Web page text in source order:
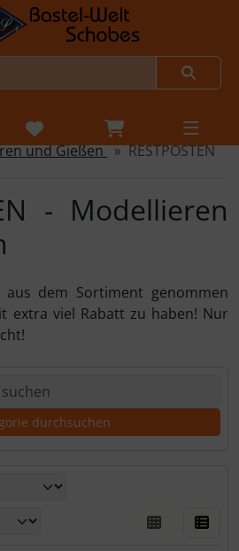
Einstellungen
Informationen
und Gießen REST­POSTEN
- Modellieren
dem Sortiment genommen
extra viel Rabatt zu haben! Nur